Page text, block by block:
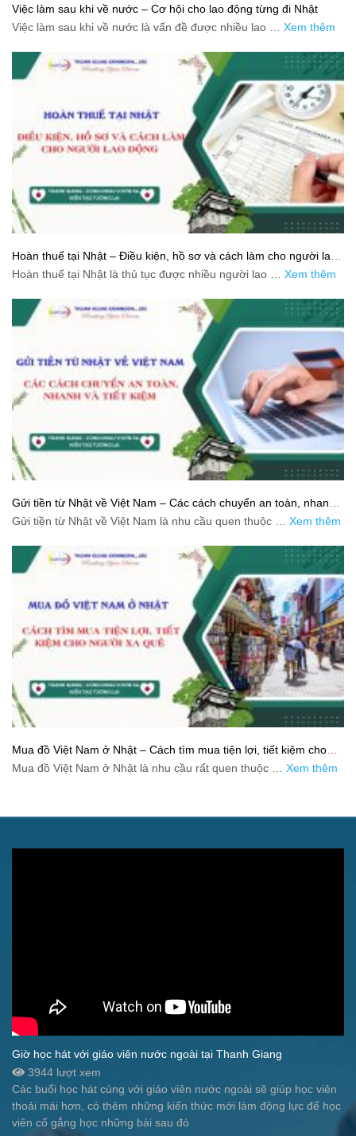
Việc làm sau khi về nước – Cơ hội cho lao động từng đi Nhật
Việc làm sau khi về nước là vấn đề được nhiều lao … Xem thêm
Hoàn thuế tại Nhật – Điều kiện, hồ sơ và cách làm cho người lao
động
Hoàn thuế tại Nhật là thủ tục được nhiều người lao … Xem thêm
Gửi tiền từ Nhật về Việt Nam – Các cách chuyển an toàn, nhanh
và tiết kiệm
Gửi tiền từ Nhật về Việt Nam là nhu cầu quen thuộc … Xem thêm
Mua đồ Việt Nam ở Nhật – Cách tìm mua tiện lợi, tiết kiệm cho
người xa quê
Mua đồ Việt Nam ở Nhật là nhu cầu rất quen thuộc … Xem thêm
Giờ học hát với giáo viên nước ngoài tại Thanh Giang
3944 lượt xem
Các buổi học hát cùng với giáo viên nước ngoài sẽ giúp học viên
thoải mái hơn, có thêm những kiến thức mới làm động lực để học
viên cố gắng học những bài sau đó